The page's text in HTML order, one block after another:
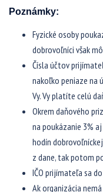
Poznámky:
Fyzické osoby
dobrovoľníci však
Čísla účtov
nakoľko peniaze na
Vy. Vy platíte celú
Okrem daňového
na poukázanie 3%
hodín
z dane, tak potom
IČO prijímateľa sa
Ak organizácia